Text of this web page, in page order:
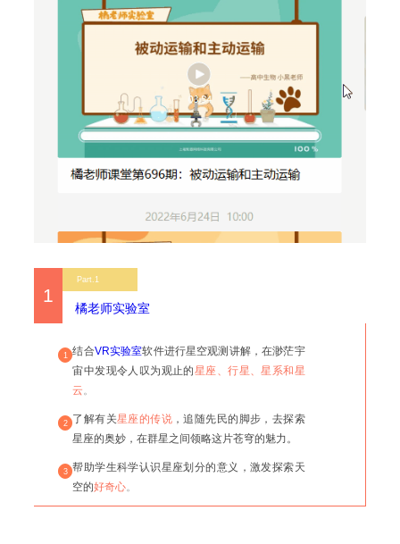
1
Part.1
橘老师实验室
1 结合VR实验室软件进行星空观测讲解，在渺茫宇
宙中发现令人叹为观止的星座、行星、星系和星
云。
2 了解有关星座的传说 ，追随先民的脚步，去探索
星座的奥妙，在群星之间领略这片苍穹的魅力。
3 帮助学生科学认识星座划分的意义，激发探索天
空的好奇心。